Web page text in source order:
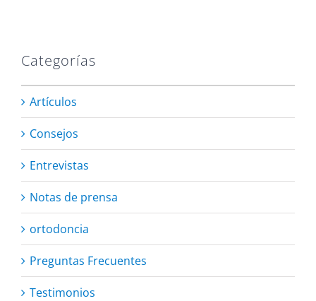
Categorías
Artículos
Consejos
Entrevistas
Notas de prensa
ortodoncia
Preguntas Frecuentes
Testimonios